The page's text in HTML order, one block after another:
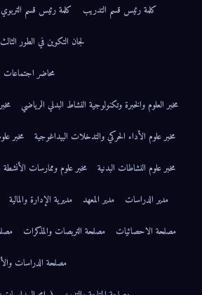
كلمة رئيس قسم التدريب
كلمة رئيس قسم التربوي
لجان التكوين في الطور الثالث
محاضر اجتماعات
مخبر العلوم والخبرة وتكنولوجية النشاط البدني الرياضي
مخبر علوم الأداء الحركي والتدخلات البيداغوجية
مخبر
مخبر علوم النشاطات البدنية
مخبر علوم وممارسات الأنشطة
مدير الدراسات
مدير المعهد مديرية الإدارة والمالية
مصلحة الاحصائيات
مصلحة التربصات والمذكرات
مصلحة الدراسات